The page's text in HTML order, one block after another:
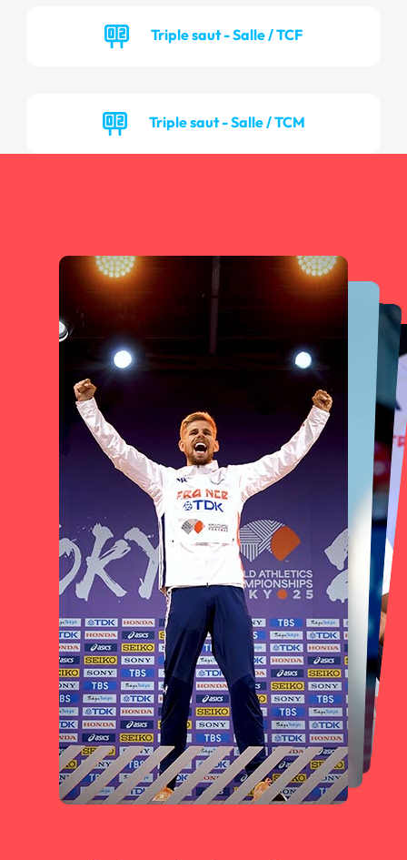
Triple saut - Salle / TCF
Triple saut - Salle / TCM